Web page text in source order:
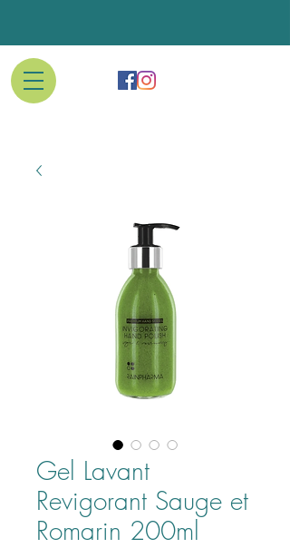
Gel Lavant
Revigorant Sauge et
Romarin 200ml